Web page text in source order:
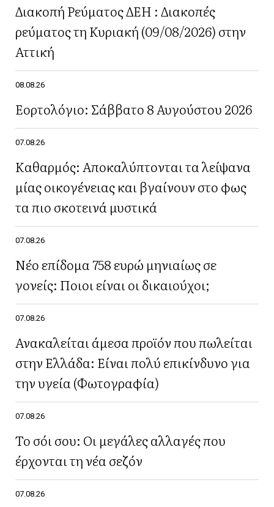
Διακοπή Ρεύματος ΔΕΗ : Διακοπές
ρεύματος τη Κυριακή (09/08/2026) στην
Αττική
08.08.26
Εορτολόγιο: Σάββατο 8 Αυγούστου 2026
07.08.26
Καθαρμός: Αποκαλύπτονται τα λείψανα
μίας οικογένειας και βγαίνουν στο φως
τα πιο σκοτεινά μυστικά
07.08.26
Νέο επίδομα 758 ευρώ μηνιαίως σε
γονείς: Ποιοι είναι οι δικαιούχοι;
07.08.26
Ανακαλείται άμεσα προϊόν που πωλείται
στην Ελλάδα: Είναι πολύ επικίνδυνο για
την υγεία (Φωτογραφία)
07.08.26
Το σόι σου: Οι μεγάλες αλλαγές που
έρχονται τη νέα σεζόν
07.08.26